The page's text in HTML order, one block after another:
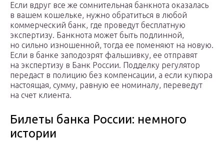
Если вдруг все же сомнительная банкнота оказалась
в вашем кошельке, нужно обратиться в любой
коммерческий банк, где проведут бесплатную
экспертизу. Банкнота может быть подлинной,
но сильно изношенной, тогда ее поменяют на новую.
Если в банке заподозрят фальшивку, ее отправят
на экспертизу в Банк России. Подделку регулятор
передаст в полицию без компенсации, а если купюра
настоящая, сумму, равную ее номиналу, переведут
на счет клиента.
Билеты банка России: немного
истории